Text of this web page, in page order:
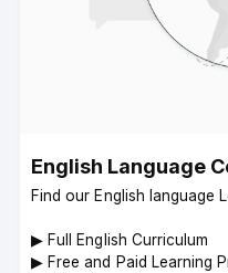
English Language
Find our English language
▶︎ Full English Curriculum
▶︎ Free and Paid Learning